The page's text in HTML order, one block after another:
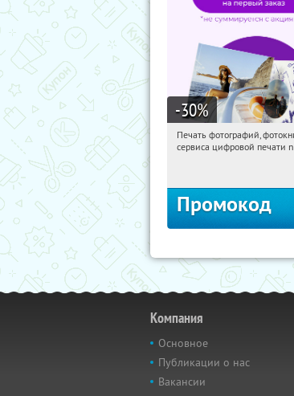
-30%
10:49:53
Печать фотографий,
сервиса цифровой печати
Промокод
Компания
Основное
Публикации о нас
Вакансии